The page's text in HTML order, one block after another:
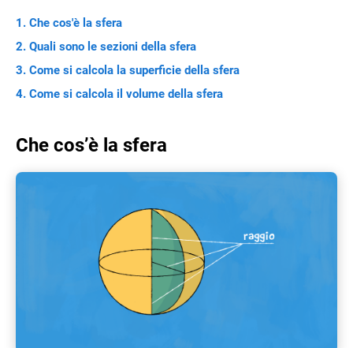
Che cos'è la sfera
Quali sono le sezioni della sfera
Come si calcola la superficie della sfera
Come si calcola il volume della sfera
Che cos’è la sfera